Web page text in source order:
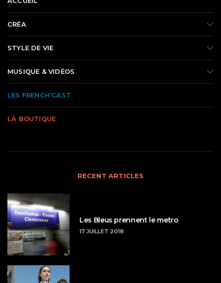
CRÉA
STYLE DE VIE
MUSIQUE & VIDÉOS
LES FRENCH’CAST
LA BOUTIQUE
RECENT ARTICLES
Les Bleus prennent le metro
17 JUILLET 2018